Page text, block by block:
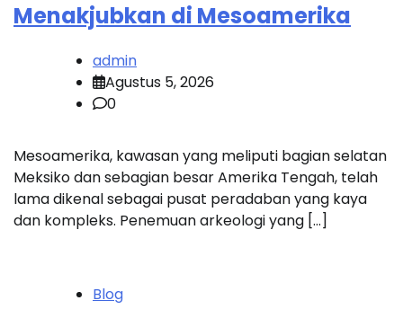
Menakjubkan di Mesoamerika
admin
Agustus 5, 2026
0
Mesoamerika, kawasan yang meliputi bagian selatan
Meksiko dan sebagian besar Amerika Tengah, telah
lama dikenal sebagai pusat peradaban yang kaya
dan kompleks. Penemuan arkeologi yang […]
Blog